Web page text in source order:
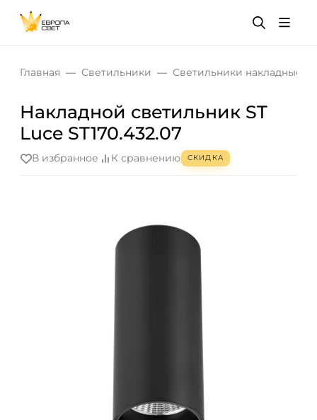
Главная Светильники Светильники накладные
Накладной светильник ST
Luce ST170.432.07
В избранное К сравнению СКИДКА